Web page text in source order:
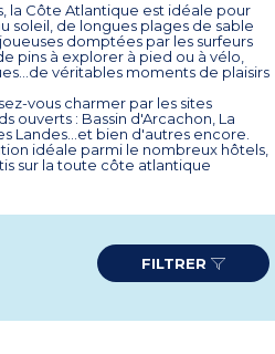
la Côte Atlantique est idéale pour
soleil, de longues plages de sable
domptées par les surfeurs
pins à explorer à pied ou à vélo,
véritables moments de plaisirs
vous charmer par les sites
ouverts : Bassin d'Arcachon, La
Landes...et bien d'autres encore.
idéale parmi le nombreux hôtels,
sur la toute côte atlantique
FILTRER